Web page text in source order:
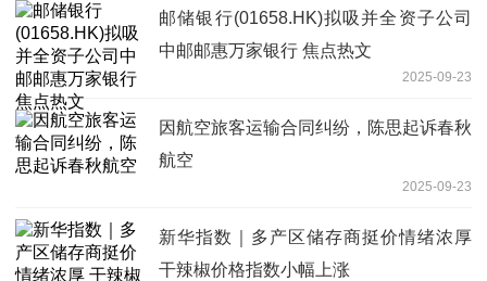
邮储银行(01658.HK)拟吸并全资子公司
中邮邮惠万家银行 焦点热文
2025-09-23
因航空旅客运输合同纠纷，陈思起诉春秋
航空
2025-09-23
新华指数｜多产区储存商挺价情绪浓厚
干辣椒价格指数小幅上涨